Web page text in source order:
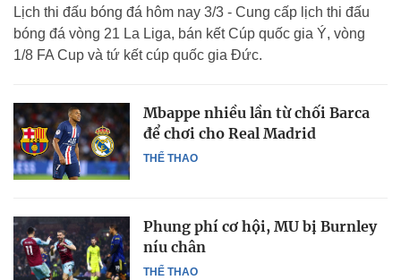
Lịch thi đấu bóng đá hôm nay 3/3 - Cung cấp lịch thi đấu
bóng đá vòng 21 La Liga, bán kết Cúp quốc gia Ý, vòng
1/8 FA Cup và tứ kết cúp quốc gia Đức.
THỂ THAO
Mbappe nhiều lần từ chối Barca
để chơi cho Real Madrid
THỂ THAO
Phung phí cơ hội, MU bị Burnley
níu chân